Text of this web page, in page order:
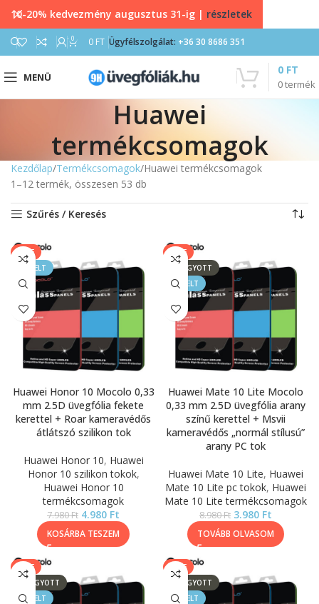
0 0 FT Ügyfélszolgálat: +36 30 8686 351
MENÜ
0termék
0 FT
Huawei
termékcsomagok
Kezdőlap Termékcsomagok Huawei termékcsomagok
1–12 termék, összesen 53 db
Szűrés / Keresés
SALE
KIEMELT
Huawei Honor 10 Mocolo 0,33
mm 2.5D üvegfólia fekete
kerettel + Roar kameravédős
átlátszó szilikon tok
Huawei Honor 10, Huawei
Honor 10 szilikon tokok,
Huawei Honor 10
termékcsomagok
7.980Ft 4.980 Ft
KOSÁRBA TESZEM
SALE
ELFOGYOTT
KIEMELT
Huawei Mate 10 Lite Mocolo
0,33 mm 2.5D üvegfólia arany
színű kerettel + Msvii
kameravédős „normál stílusú”
arany PC tok
Huawei Mate 10 Lite, Huawei
Mate 10 Lite pc tokok, Huawei
Mate 10 Lite termékcsomagok
8.980Ft 3.980 Ft
TOVÁBB OLVASOM
SALE
ELFOGYOTT
KIEMELT
SALE
ELFOGYOTT
KIEMELT
10-20% kedvezmény augusztus 31-ig | részletek